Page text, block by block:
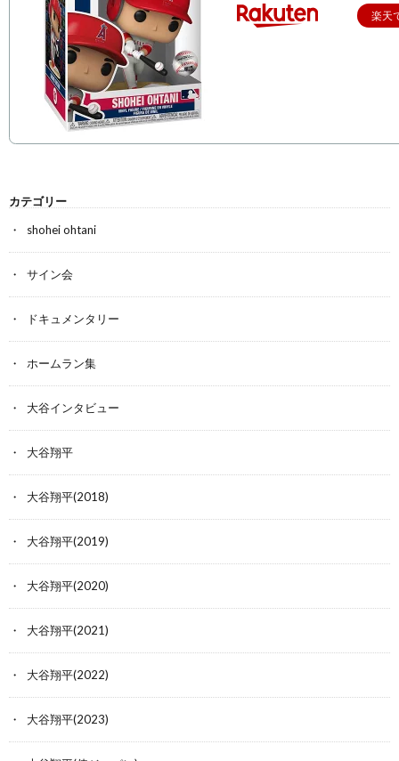
楽天
カテゴリー
shohei ohtani
サイン会
ドキュメンタリー
ホームラン集
大谷インタビュー
大谷翔平
大谷翔平(2018)
大谷翔平(2019)
大谷翔平(2020)
大谷翔平(2021)
大谷翔平(2022)
大谷翔平(2023)